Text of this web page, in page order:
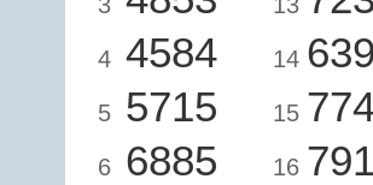
4 4584
5 5715
6 6885
14
15
16